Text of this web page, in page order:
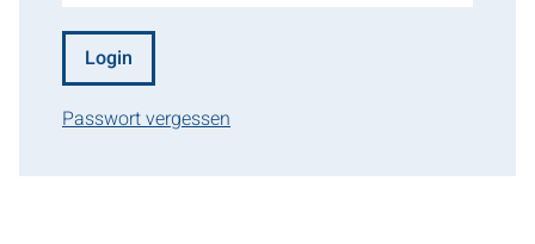
Login
Passwort vergessen